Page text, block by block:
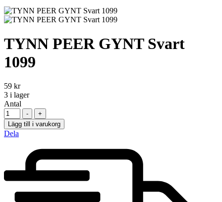
TYNN PEER GYNT Svart
1099
59 kr
3 i lager
Antal
-
+
Lägg till i varukorg
Dela